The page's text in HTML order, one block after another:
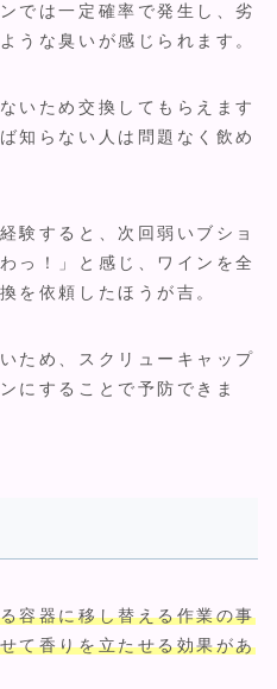
では一定確率で発生し、劣
うな臭いが感じられます。
いため交換してもらえます
知らない人は問題なく飲め
験すると、次回弱いブショ
っ！」と感じ、ワインを全
を依頼したほうが吉。
ため、スクリューキャップ
にすることで予防できま
容器に移し替える作業の事
て香りを立たせる効果があ